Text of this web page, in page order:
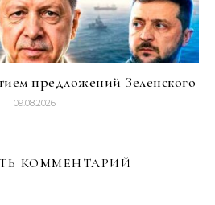
предложений Зеленского
09.08.2026
КОММЕНТАРИЙ